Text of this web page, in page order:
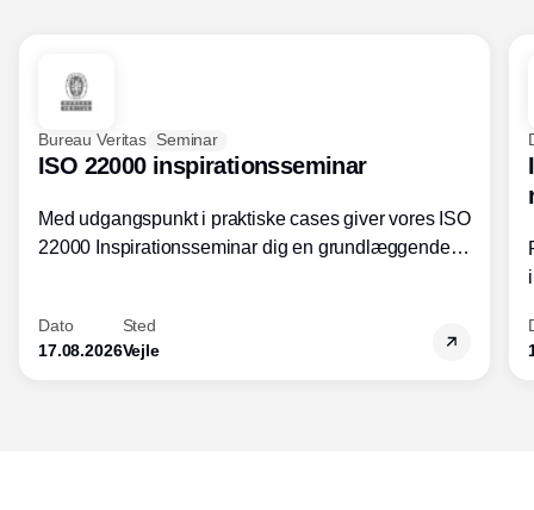
Bureau Veritas Seminar
ISO 22000 inspirationsseminar
Med udgangspunkt i praktiske cases giver vores ISO
22000 Inspirationsseminar dig en grundlæggende
fødevarestandardens integration med andre
standarder.
Dato
17.08.2026
Sted
Vejle